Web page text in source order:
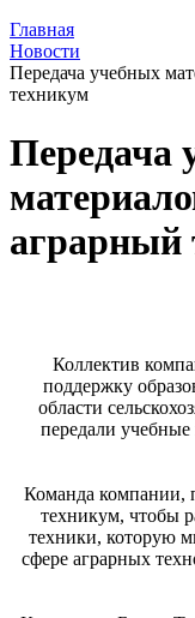
Главная
Новости
Передача учебных
техникум
Передача
аграрный
Коллектив
поддержку
области
передали
Команда компании,
техникум, чтобы
техники, которую
сфере аграрных